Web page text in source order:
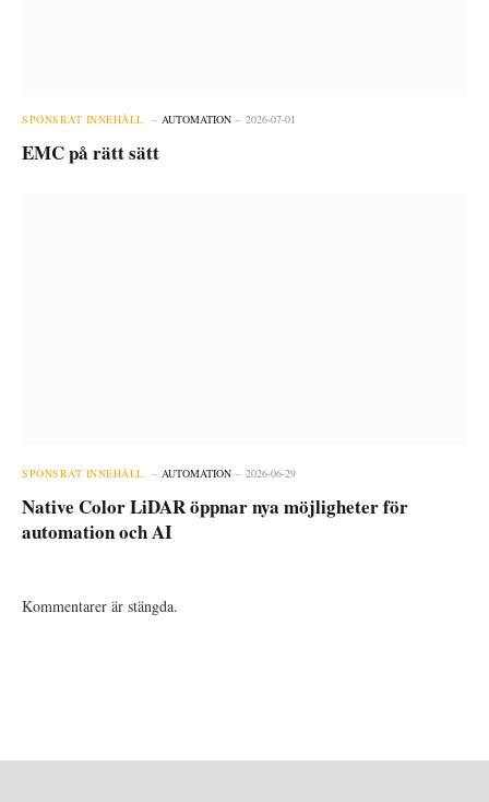
SPONSRAT INNEHÅLL AUTOMATION 2026-07-01
EMC på rätt sätt
SPONSRAT INNEHÅLL AUTOMATION 2026-06-29
Native Color LiDAR öppnar nya möjligheter för
automation och AI
Kommentarer är stängda.